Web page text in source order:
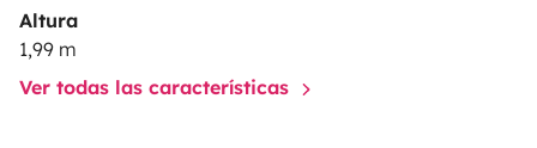
Altura
1,99 m
Ver todas las características